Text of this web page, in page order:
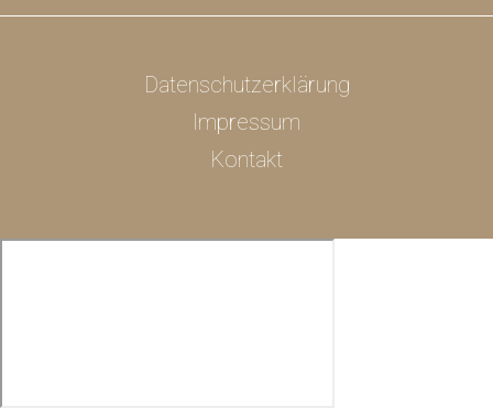
Datenschutzerklärung
Impressum
Kontakt